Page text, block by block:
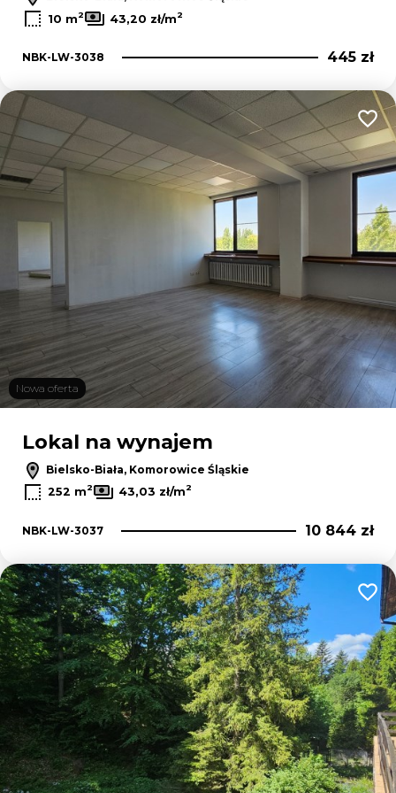
10 m2 43,20 zł/m2
NBK-LW-3038 445 zł
Nowa oferta
Lokal na wynajem
Bielsko-Biała, Komorowice Śląskie
252 m2 43,03 zł/m2
NBK-LW-3037 10 844 zł